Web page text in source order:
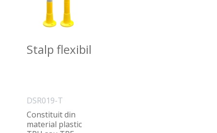
Stalp flexibil
DSR019-T
Constituit din
material plastic